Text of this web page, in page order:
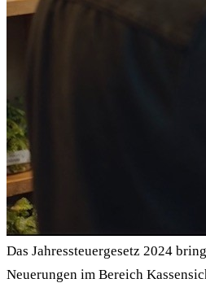
Das Jahressteuergesetz 2024
Neuerungen im Bereich